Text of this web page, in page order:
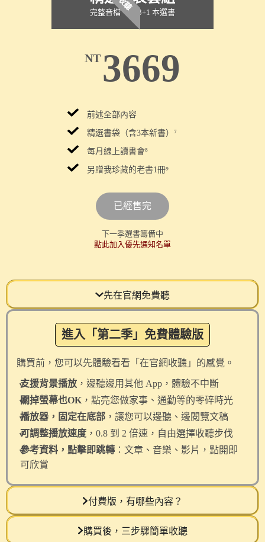
完整音檔，加 3+1 本選書
NT 3669
前述全部內容
精選書袋（含3本新書）⁷
每月線上讀書會⁸
另贈我珍藏的老書1冊⁹
已經售完
下一季選書籌備中
點此加入優先通知名單
先在官網免費聽
進入「第二季」免費體驗版
購買前，您可以先體驗看看「在官網收聽」的感覺。
✓
支援背景播放 ，邊聽邊用其他 App，體驗不中斷
✓
關掉螢幕也OK ，點亮您做家事、通勤等的零碎時光
✓
播放器， 固定在底部 ，讓您可以邊聽、邊閱覽文稿
✓
可調整播放速度 ，0.8 到 2 倍速，自由選擇收聽步伐
✓
參考資料，點擊即跳轉：文章、音樂、影片，點開即
可欣賞
付費版，有哪些內容？
購買後，三步驟簡單收聽